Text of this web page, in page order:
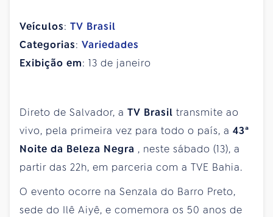
Veículos: TV Brasil
Categorias: Variedades
Exibição em: 13 de janeiro
Direto de Salvador, a TV Brasil transmite ao
vivo, pela primeira vez para todo o país, a 43ª
Noite da Beleza Negra , neste sábado (13), a
partir das 22h, em parceria com a TVE Bahia.
O evento ocorre na Senzala do Barro Preto,
sede do Ilê Aiyê, e comemora os 50 anos de